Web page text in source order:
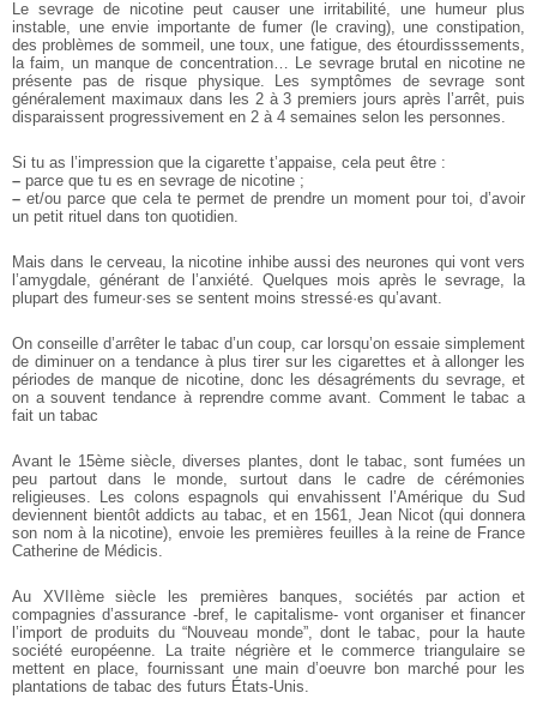
Le sevrage de nicotine peut causer une irritabilité, une humeur plus
instable, une envie importante de fumer (le craving), une constipation,
des problèmes de sommeil, une toux, une fatigue, des étourdisssements,
la faim, un manque de concentration… Le sevrage brutal en nicotine ne
présente pas de risque physique. Les symptômes de sevrage sont
généralement maximaux dans les 2 à 3 premiers jours après l’arrêt, puis
disparaissent progressivement en 2 à 4 semaines selon les personnes.
Si tu as l’impression que la cigarette t’appaise, cela peut être :
– parce que tu es en sevrage de nicotine ;
– et/ou parce que cela te permet de prendre un moment pour toi, d’avoir
un petit rituel dans ton quotidien.
Mais dans le cerveau, la nicotine inhibe aussi des neurones qui vont vers
l’amygdale, générant de l’anxiété. Quelques mois après le sevrage, la
plupart des fumeur·ses se sentent moins stressé·es qu’avant.
On conseille d’arrêter le tabac d’un coup, car lorsqu’on essaie simplement
de diminuer on a tendance à plus tirer sur les cigarettes et à allonger les
périodes de manque de nicotine, donc les désagréments du sevrage, et
on a souvent tendance à reprendre comme avant. Comment le tabac a
fait un tabac
Avant le 15ème siècle, diverses plantes, dont le tabac, sont fumées un
peu partout dans le monde, surtout dans le cadre de cérémonies
religieuses. Les colons espagnols qui envahissent l’Amérique du Sud
deviennent bientôt addicts au tabac, et en 1561, Jean Nicot (qui donnera
son nom à la nicotine), envoie les premières feuilles à la reine de France
Catherine de Médicis.
Au XVIIème siècle les premières banques, sociétés par action et
compagnies d’assurance -bref, le capitalisme- vont organiser et financer
l’import de produits du “Nouveau monde”, dont le tabac, pour la haute
société européenne. La traite négrière et le commerce triangulaire se
mettent en place, fournissant une main d’oeuvre bon marché pour les
plantations de tabac des futurs États-Unis.